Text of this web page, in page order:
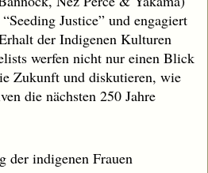
Justice” und engagiert
der Indigenen Kulturen
werfen nicht nur einen Blick
Zukunft und diskutieren, wie
die nächsten 250 Jahre
der indigenen Frauen